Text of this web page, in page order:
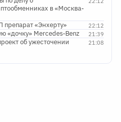
в «Москва-
22:12
«Энхерту»
21:39
«дочку» Mercedes-Benz
21:08
об ужесточении